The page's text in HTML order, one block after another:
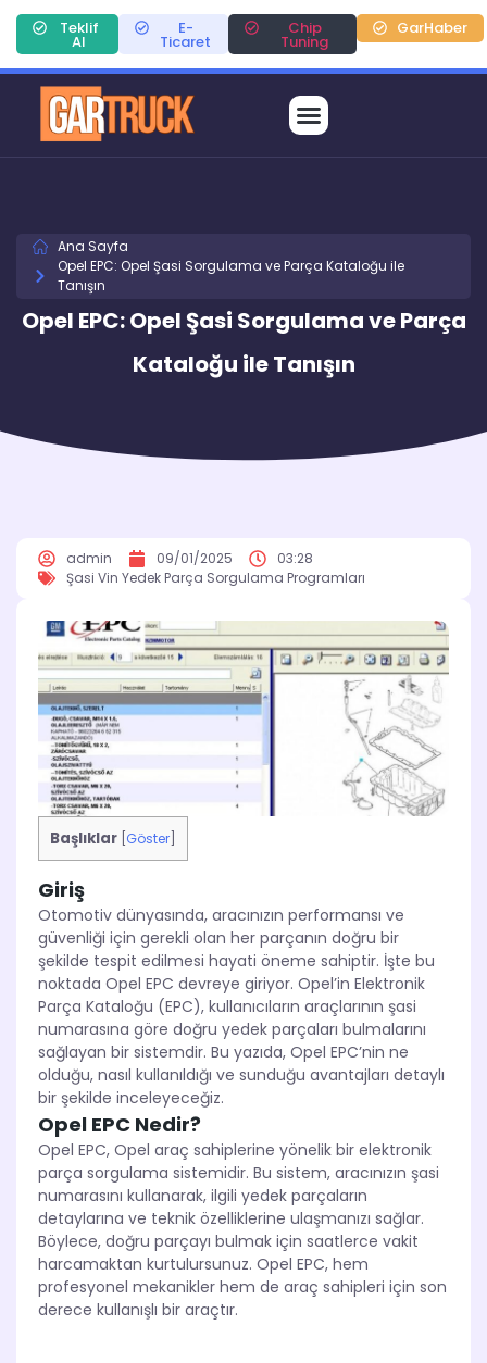
Teklif
Al
E-
Ticaret
Chip
Tuning
GarHaber
Ana Sayfa
Opel EPC: Opel Şasi Sorgulama ve Parça Kataloğu ile
Tanışın
Opel EPC: Opel Şasi Sorgulama ve Parça
Kataloğu ile Tanışın
admin 09/01/2025
03:28
Şasi Vin Yedek Parça Sorgulama Programları
Başlıklar Göster
Giriş
Otomotiv dünyasında, aracınızın performansı ve
güvenliği için gerekli olan her parçanın doğru bir
şekilde tespit edilmesi hayati öneme sahiptir. İşte bu
noktada Opel EPC devreye giriyor. Opel’in Elektronik
Parça Kataloğu (EPC), kullanıcıların araçlarının şasi
numarasına göre doğru yedek parçaları bulmalarını
sağlayan bir sistemdir. Bu yazıda, Opel EPC’nin ne
olduğu, nasıl kullanıldığı ve sunduğu avantajları detaylı
bir şekilde inceleyeceğiz.
Opel EPC Nedir?
Opel EPC, Opel araç sahiplerine yönelik bir elektronik
parça sorgulama sistemidir. Bu sistem, aracınızın şasi
numarasını kullanarak, ilgili yedek parçaların
detaylarına ve teknik özelliklerine ulaşmanızı sağlar.
Böylece, doğru parçayı bulmak için saatlerce vakit
harcamaktan kurtulursunuz. Opel EPC, hem
profesyonel mekanikler hem de araç sahipleri için son
derece kullanışlı bir araçtır.